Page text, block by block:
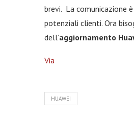
brevi. La comunicazione
potenziali clienti. Ora
dell’aggiornamento
Via
HUAWEI